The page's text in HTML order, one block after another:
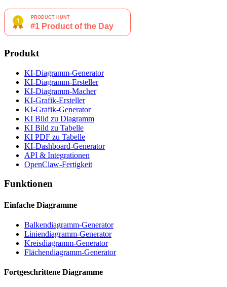
Produkt
KI-Diagramm-Generator
KI-Diagramm-Ersteller
KI-Diagramm-Macher
KI-Grafik-Ersteller
KI-Grafik-Generator
KI Bild zu Diagramm
KI Bild zu Tabelle
KI PDF zu Tabelle
KI-Dashboard-Generator
API & Integrationen
OpenClaw-Fertigkeit
Funktionen
Einfache Diagramme
Balkendiagramm-Generator
Liniendiagramm-Generator
Kreisdiagramm-Generator
Flächendiagramm-Generator
Fortgeschrittene Diagramme